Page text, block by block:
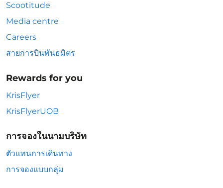
Scootitude
Media centre
Careers
สายการบินพันธมิตร
Rewards for you
KrisFlyer
KrisFlyerUOB
การจองในนามบริษัท
ตัวแทนการเดินทาง
การจองแบบกลุ่ม